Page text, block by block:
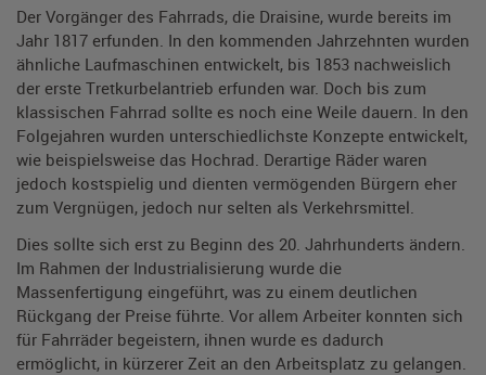
Der Vorgänger des Fahrrads, die Draisine, wurde bereits im
Jahr 1817 erfunden. In den kommenden Jahrzehnten wurden
ähnliche Laufmaschinen entwickelt, bis 1853 nachweislich
der erste Tretkurbelantrieb erfunden war. Doch bis zum
klassischen Fahrrad sollte es noch eine Weile dauern. In den
Folgejahren wurden unterschiedlichste Konzepte entwickelt,
wie beispielsweise das Hochrad. Derartige Räder waren
jedoch kostspielig und dienten vermögenden Bürgern eher
zum Vergnügen, jedoch nur selten als Verkehrsmittel.
Dies sollte sich erst zu Beginn des 20. Jahrhunderts ändern.
Im Rahmen der Industrialisierung wurde die
Massenfertigung eingeführt, was zu einem deutlichen
Rückgang der Preise führte. Vor allem Arbeiter konnten sich
für Fahrräder begeistern, ihnen wurde es dadurch
ermöglicht, in kürzerer Zeit an den Arbeitsplatz zu gelangen.